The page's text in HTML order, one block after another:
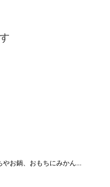
お鍋、おもちにみかん...